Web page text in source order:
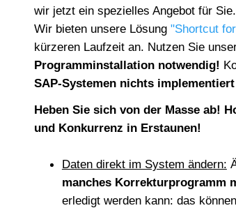
wir jetzt ein spezielles Angebot für Sie.
Wir bieten unsere Lösung "Shortcut
kürzeren Laufzeit an. Nutzen Sie
Programminstallation notwendig!
SAP-Systemen nichts
Heben Sie sich von der Masse ab!
und Konkurrenz in Erstaunen!
Daten direkt im System ändern:
manches Korrekturprogramm
erledigt werden kann: das